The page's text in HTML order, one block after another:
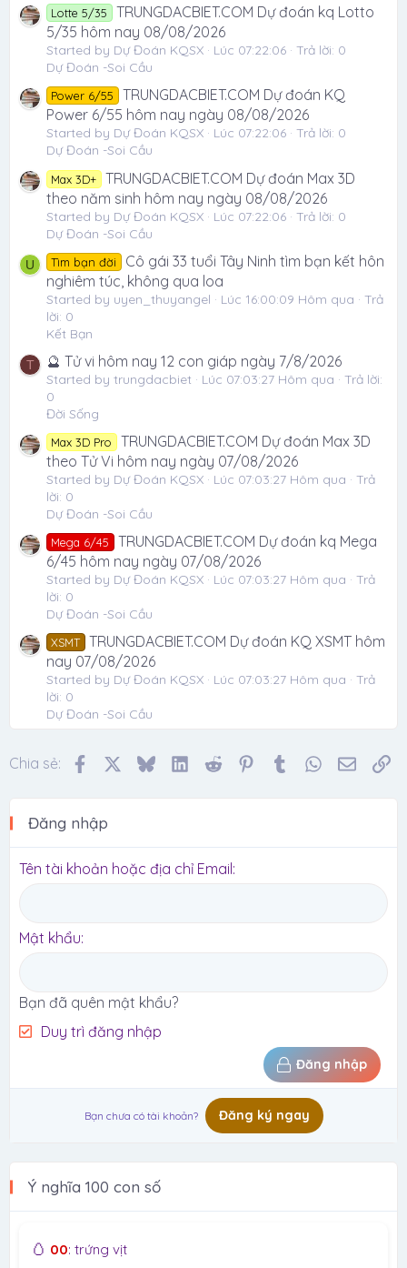
Lotte 5/35
TRUNGDACBIET.COM Dự đoán kq Lotto
5/35 hôm nay 08/08/2026
Started by Dự Đoán KQSX Lúc 07:22:06
Trả lời: 0
Dự Đoán -Soi Cầu
Power 6/55
TRUNGDACBIET.COM Dự đoán KQ
Power 6/55 hôm nay ngày 08/08/2026
Started by Dự Đoán KQSX Lúc 07:22:06
Trả lời: 0
Dự Đoán -Soi Cầu
Max 3D+
TRUNGDACBIET.COM Dự đoán Max 3D
theo năm sinh hôm nay ngày 08/08/2026
Started by Dự Đoán KQSX Lúc 07:22:06
Trả lời: 0
Dự Đoán -Soi Cầu
U Tìm bạn đời
Cô gái 33 tuổi Tây Ninh tìm bạn kết hôn
nghiêm túc, không qua loa
Started by uyen_thuyangel Lúc 16:00:09 Hôm qua
Trả
lời: 0
Kết Bạn
T 🔮 Tử vi hôm nay 12 con giáp ngày 7/8/2026
Started by trungdacbiet Lúc 07:03:27 Hôm qua
Trả lời:
0
Đời Sống
Max 3D Pro
TRUNGDACBIET.COM Dự đoán Max 3D
theo Tử Vi hôm nay ngày 07/08/2026
Started by Dự Đoán KQSX Lúc 07:03:27 Hôm qua
Trả
lời: 0
Dự Đoán -Soi Cầu
Mega 6/45
TRUNGDACBIET.COM Dự đoán kq Mega
6/45 hôm nay ngày 07/08/2026
Started by Dự Đoán KQSX Lúc 07:03:27 Hôm qua
Trả
lời: 0
Dự Đoán -Soi Cầu
XSMT TRUNGDACBIET.COM Dự đoán KQ XSMT hôm
nay 07/08/2026
Started by Dự Đoán KQSX Lúc 07:03:27 Hôm qua
Trả
lời: 0
Dự Đoán -Soi Cầu
Chia sẻ: FacebookBlueskyLinkedIn
Reddit Pinterest
Tumblr WhatsApp
Email
Đăng nhập
Tên tài khoản hoặc địa chỉ Email
Mật khẩu
Bạn đã quên mật khẩu?
Duy trì đăng nhập
Đăng nhập
Bạn chưa có tài khoản? Đăng ký ngay
Ý nghĩa 100 con số
🥚 00: trứng vịt